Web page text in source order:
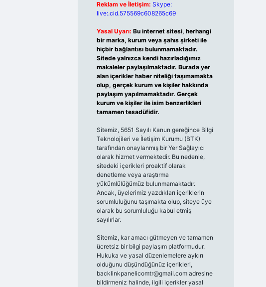
Reklam ve İletişim: Skype:
live:.cid.575569c608265c69
Yasal Uyarı: Bu internet sitesi, herhangi
bir marka, kurum veya şahıs şirketi ile
hiçbir bağlantısı bulunmamaktadır.
Sitede yalnızca kendi hazırladığımız
makaleler paylaşılmaktadır. Burada yer
alan içerikler haber niteliği taşımamakta
olup, gerçek kurum ve kişiler hakkında
paylaşım yapılmamaktadır. Gerçek
kurum ve kişiler ile isim benzerlikleri
tamamen tesadüfidir.
Sitemiz, 5651 Sayılı Kanun gereğince Bilgi
Teknolojileri ve İletişim Kurumu (BTK)
tarafından onaylanmış bir Yer Sağlayıcı
olarak hizmet vermektedir. Bu nedenle,
sitedeki içerikleri proaktif olarak
denetleme veya araştırma
yükümlülüğümüz bulunmamaktadır.
Ancak, üyelerimiz yazdıkları içeriklerin
sorumluluğunu taşımakta olup, siteye üye
olarak bu sorumluluğu kabul etmiş
sayılırlar.
Sitemiz, kar amacı gütmeyen ve tamamen
ücretsiz bir bilgi paylaşım platformudur.
Hukuka ve yasal düzenlemelere aykırı
olduğunu düşündüğünüz içerikleri,
backlinkpanelicomtr@gmail.comadresine
bildirmeniz halinde, ilgili içerikler yasal